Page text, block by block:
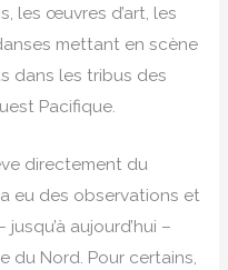
les œuvres d’art, les
mettant en scène
dans les tribus des
Pacifique.
directement du
eu des observations et
aujourd’hui –
du Nord. Pour certains,